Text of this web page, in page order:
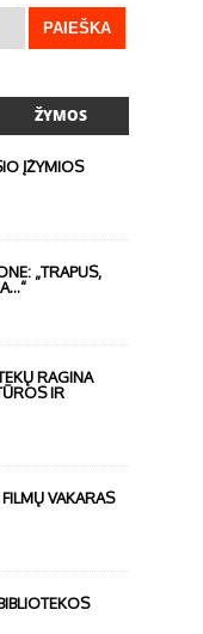
ŽYMOS
ĮŽYMIOS
„TRAPUS,
RAGINA
IR
VAKARAS